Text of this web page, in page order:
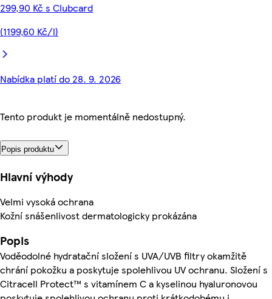
299,90 Kč s Clubcard
(1199,60 Kč/l)
Nabídka platí do 28. 9. 2026
Tento produkt je momentálně nedostupný.
Popis produktu
Hlavní výhody
Velmi vysoká ochrana
Kožní snášenlivost dermatologicky prokázána
Popis
Voděodolné hydratační složení s UVA/UVB filtry okamžitě
chrání pokožku a poskytuje spolehlivou UV ochranu. Složení s
Citracell Protect™ s vitamínem C a kyselinou hyaluronovou